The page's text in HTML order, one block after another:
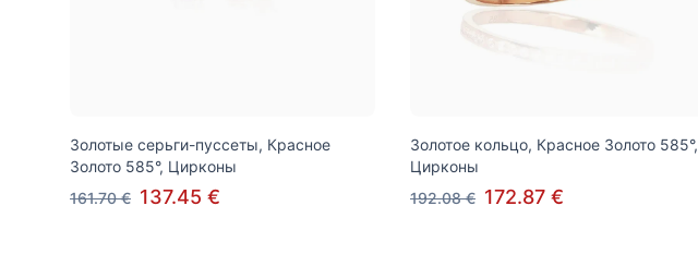
Золотые серьги-пуссеты, Красное
Золото 585°, Цирконы
161.70 € 137.45 €
Золотое кольцо, Красное Золото 585°,
Цирконы
192.08 € 172.87 €